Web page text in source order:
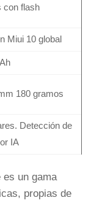
con flash
Miui 10 global
180 gramos
Detección de
IA
es un gama
propias de